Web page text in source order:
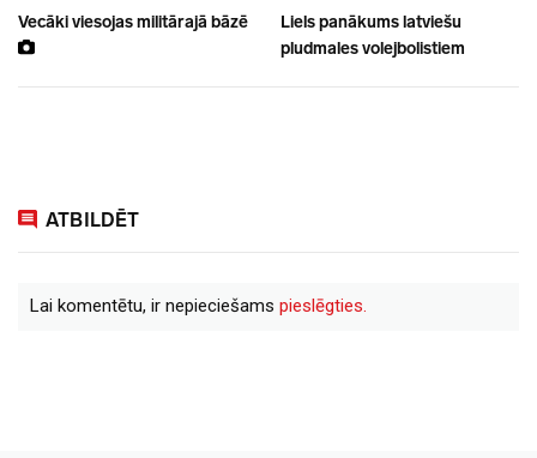
Vecāki viesojas militārajā bāzē
Liels panākums latviešu
pludmales volejbolistiem
ATBILDĒT
Lai komentētu, ir nepieciešams pieslēgties.